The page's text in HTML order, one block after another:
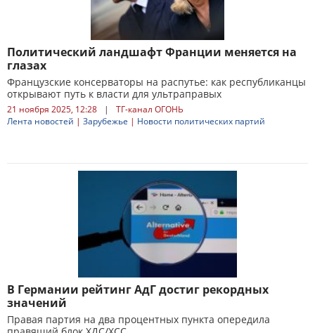
Политический ландшафт Франции меняется на
глазах
Французские консерваторы на распутье: как республиканцы
открывают путь к власти для ультраправых
21 ноября 2025, 12:28 |
ТГ-канал ОГОНЬ
Лента новостей | Зарубежье | Новости политических партий
В Германии рейтинг АдГ достиг рекордных
значений
Правая партия на два процентных пункта опередила